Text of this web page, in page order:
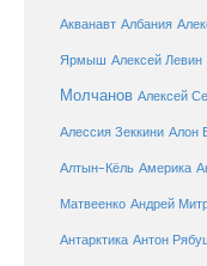
Акванавт Албания
Ярмыш Алексей Левин
Молчанов Алексей
Алессия Зеккини Алон
Алтын-Кёль Америка
Матвеенко Андрей
Антарктика Антон